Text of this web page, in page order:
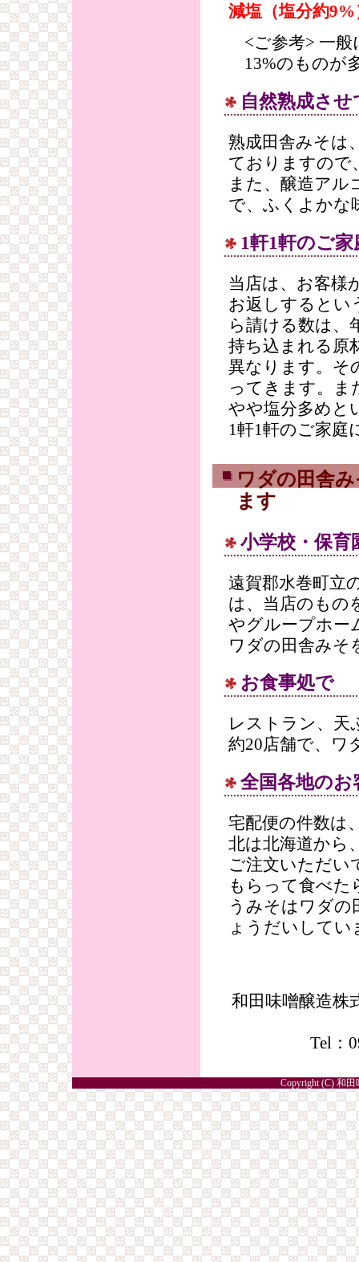
減塩（塩分約9%
<ご参考> 一
13%のものが
自然熟成さ
熟成田舎みそは
ておりますので
また、醸造アル
で、ふくよかな
1軒1軒のご
当店は、お客様
お返しするとい
ら請ける数は、
持ち込まれる原
異なります。そ
ってきます。ま
やや塩分多めと
1軒1軒のご家庭
ワダの田舎
ます
小学校・保育
遠賀郡水巻町立
は、当店のもの
やグループホー
ワダの田舎みそ
お食事処で
レストラン、天
約20店舗で、ワ
全国各地の
宅配便の件数は
北は北海道から
ご注文いただい
もらって食べた
うみそはワダ
ょうだいしてい
和田味噌醸造
Tel：
Copyright (C) 和田